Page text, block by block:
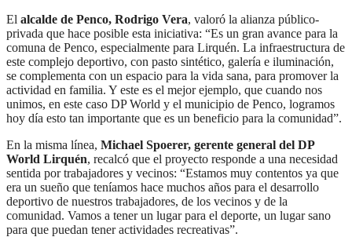
El alcalde de Penco, Rodrigo Vera, valoró la alianza público-
privada que hace posible esta iniciativa: “Es un gran avance para la
comuna de Penco, especialmente para Lirquén. La infraestructura de
este complejo deportivo, con pasto sintético, galería e iluminación,
se complementa con un espacio para la vida sana, para promover la
actividad en familia. Y este es el mejor ejemplo, que cuando nos
unimos, en este caso DP World y el municipio de Penco, logramos
hoy día esto tan importante que es un beneficio para la comunidad”.
En la misma línea, Michael Spoerer, gerente general del DP
World Lirquén, recalcó que el proyecto responde a una necesidad
sentida por trabajadores y vecinos: “Estamos muy contentos ya que
era un sueño que teníamos hace muchos años para el desarrollo
deportivo de nuestros trabajadores, de los vecinos y de la
comunidad. Vamos a tener un lugar para el deporte, un lugar sano
para que puedan tener actividades recreativas”.